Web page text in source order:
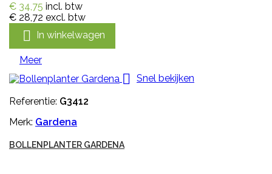
€ 34,75 incl. btw
€ 28,72 excl. btw
 In winkelwagen
Meer

Snel bekijken
Referentie: G3412
Merk: Gardena
BOLLENPLANTER GARDENA